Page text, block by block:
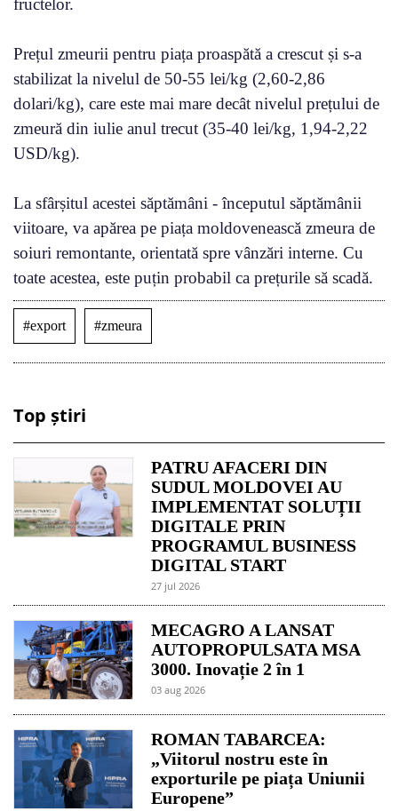
fructelor.
Prețul zmeurii pentru piața proaspătă a crescut și s-a
stabilizat la nivelul de 50-55 lei/kg (2,60-2,86
dolari/kg), care este mai mare decât nivelul prețului de
zmeură din iulie anul trecut (35-40 lei/kg, 1,94-2,22
USD/kg).
La sfârșitul acestei săptămâni - începutul săptămânii
viitoare, va apărea pe piața moldovenească zmeura de
soiuri remontante, orientată spre vânzări interne. Cu
toate acestea, este puțin probabil ca prețurile să scadă.
#export #zmeura
Top știri
PATRU AFACERI DIN
SUDUL MOLDOVEI AU
IMPLEMENTAT SOLUȚII
DIGITALE PRIN
PROGRAMUL BUSINESS
DIGITAL START
27 jul 2026
MECAGRO A LANSAT
AUTOPROPULSATA MSA
3000. Inovație 2 în 1
03 aug 2026
ROMAN TABARCEA:
„Viitorul nostru este în
exporturile pe piața Uniunii
Europene”